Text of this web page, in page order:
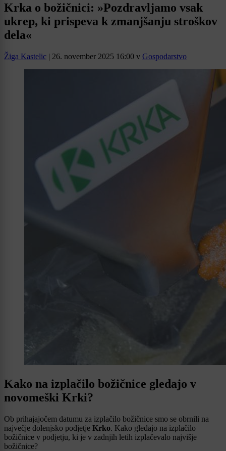
Krka o božičnici: »Pozdravljamo vsak
ukrep, ki prispeva k zmanjšanju stroškov
dela«
Žiga Kastelic | 26. november 2025 16:00 v Gospodarstvo
Kako na izplačilo božičnice gledajo v
novomeški Krki?
Ob prihajajočem datumu za izplačilo božičnice smo se obrnili na
največje dolenjsko podjetje Krko. Kako gledajo na izplačilo
božičnice v podjetju, ki je v zadnjih letih izplačevalo najvišje
božičnice?